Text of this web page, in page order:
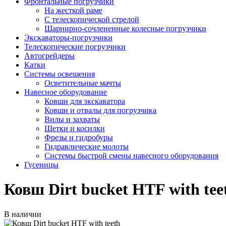
На жесткой раме
С телескопической стрелой
Шарнирно-сочлененные колесные погрузчики
Экскаваторы-погрузчики
Телескопические погрузчики
Автогрейдеры
Катки
Системы освещения
Осветительные мачты
Навесное оборудование
Ковши для экскаватора
Ковши и отвалы для погрузчика
Вилы и захваты
Щетки и косилки
Фрезы и гидробуры
Гидравлические молоты
Системы быстрой смены навесного оборудования
Гусеницы
Ковш Dirt bucket HTF with
В наличии